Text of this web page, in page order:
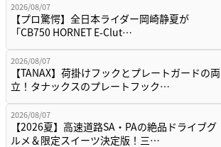
2026/08/07
【プロ驚愕】全日本ライダー岡崎静夏が
「CB750 HORNET E-Clut…
2026/08/07
【TANAX】荷掛けフックとプレートガードの両
立！タナックスのプレートフック…
2026/08/07
【2026夏】高速道路SA・PAの絶品ドライブグ
ルメ＆限定スイーツ決定版！三…